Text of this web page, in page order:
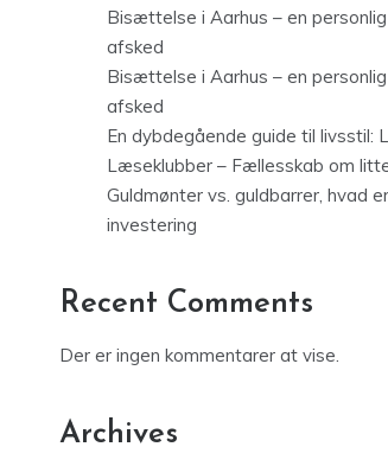
Bisættelse i Aarhus – en
afsked
Bisættelse i Aarhus – en
afsked
En dybdegående guide til livsstil:
Læseklubber – Fællesskab om
Guldmønter vs. guldbarrer, hvad
investering
Recent Comments
Der er ingen kommentarer at vise.
Archives